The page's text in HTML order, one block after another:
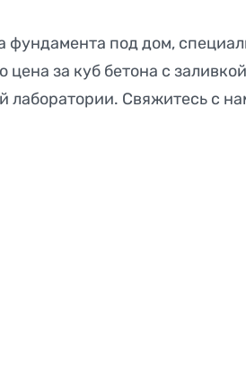
под дом,
за куб бетона с
лаборатории. Свяжитесь с